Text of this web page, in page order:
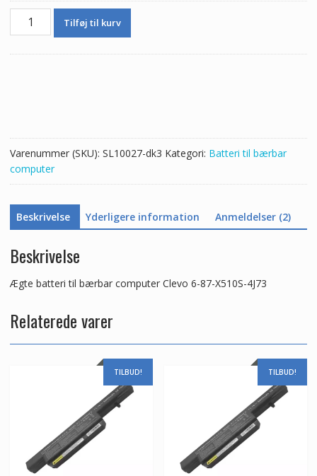
Ægte
X510S-
4J73
antal
Tilføj til kurv
Varenummer (SKU): SL10027-dk3 Kategori: Batteri til bærbar
computer
Beskrivelse Yderligere information Anmeldelser (2)
Beskrivelse
Ægte batteri til bærbar computer Clevo 6-87-X510S-4J73
Relaterede varer
TILBUD! TILBUD!